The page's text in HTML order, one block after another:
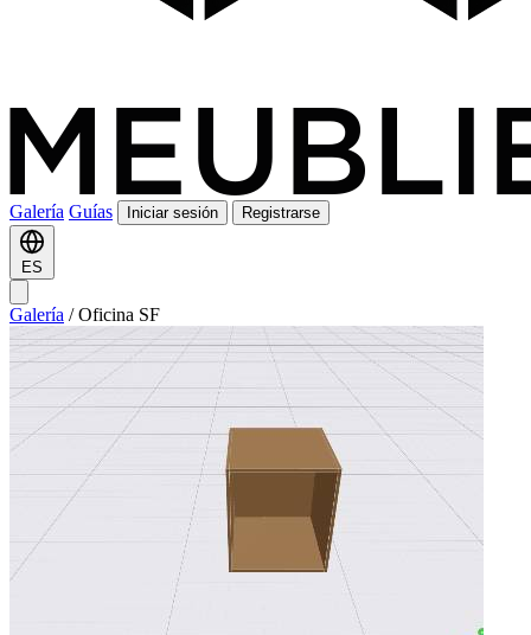
Galería Guías Iniciar sesión Registrarse
ES
Galería / Oficina SF